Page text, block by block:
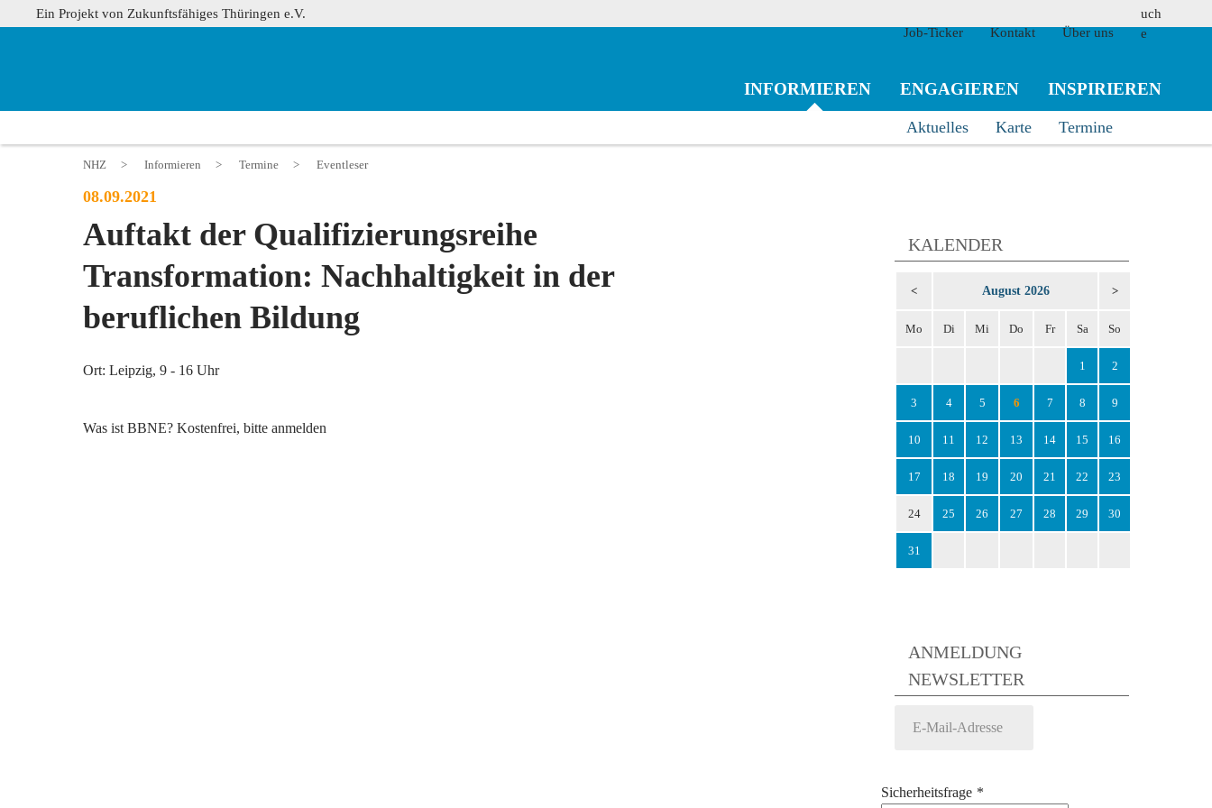
Ein Projekt von Zukunftsfähiges Thüringen e.V.
Job-Ticker
Kontakt Über uns
suchen
INFORMIEREN
Aktuelles Karte Termine
ENGAGIEREN INSPIRIEREN
NHZ > Informieren > Termine > Eventleser
08.09.2021
Auftakt der Qualifizierungsreihe
Transformation: Nachhaltigkeit in der
beruflichen Bildung
Ort: Leipzig, 9 - 16 Uhr
Was ist BBNE? Kostenfrei, bitte anmelden
KALENDER
< August 2026 >
Mo Di Mi Do Fr Sa So
1 2
3 4 5 6 7 8 9
10 11 12 13 14 15 16
17 18 19 20 21 22 23
24 25 26 27 28 29 30
31
ANMELDUNG
NEWSLETTER
Sicherheitsfrage *